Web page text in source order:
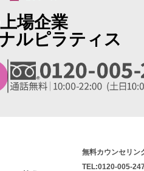
場企業
ルピラティス
無料カウンセリン
TEL:0120-005-